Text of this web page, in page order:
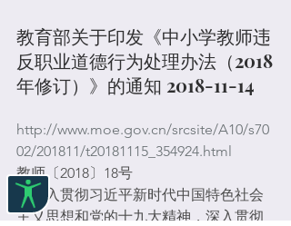
教育部关于印发《中小学教师违
反职业道德行为处理办法（2018
年修订）》的通知 2018-11-14
http://www.moe.gov.cn/srcsite/A10/s70
02/201811/t20181115_354924.html
教师〔2018〕18号
为深入贯彻习近平新时代中国特色社会
主义思想和党的十九大精神，深入贯彻